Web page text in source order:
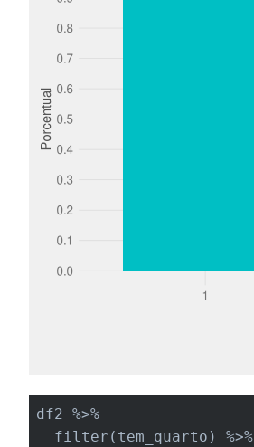
df2 %>%
  filter(tem_quarto) %>%